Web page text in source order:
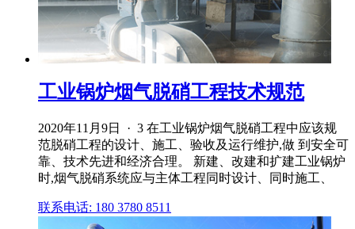
工业锅炉烟气脱硝工程技术规范
2020年11月9日 · 3 在工业锅炉烟气脱硝工程中应该规
范脱硝工程的设计、施工、验收及运行维护,做 到安全可
靠、技术先进和经济合理。 新建、改建和扩建工业锅炉
时,烟气脱硝系统应与主体工程同时设计、同时施工、
联系电话: 180 3780 8511